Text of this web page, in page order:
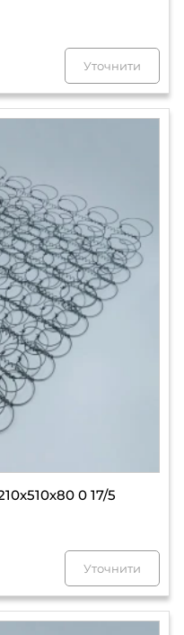
Уточнити
0 17/5
Уточнити